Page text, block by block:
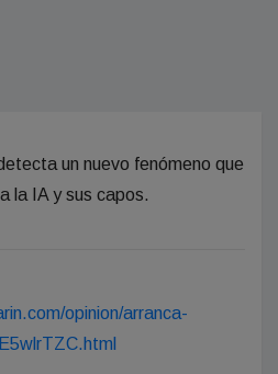
un nuevo fenómeno que
la IA y sus capos.
opinion/arranca-